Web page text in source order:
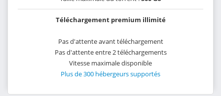
Téléchargement premium illimité
Pas d'attente avant téléchargement
Pas d'attente entre 2 téléchargements
Vitesse maximale disponible
Plus de 300 hébergeurs supportés